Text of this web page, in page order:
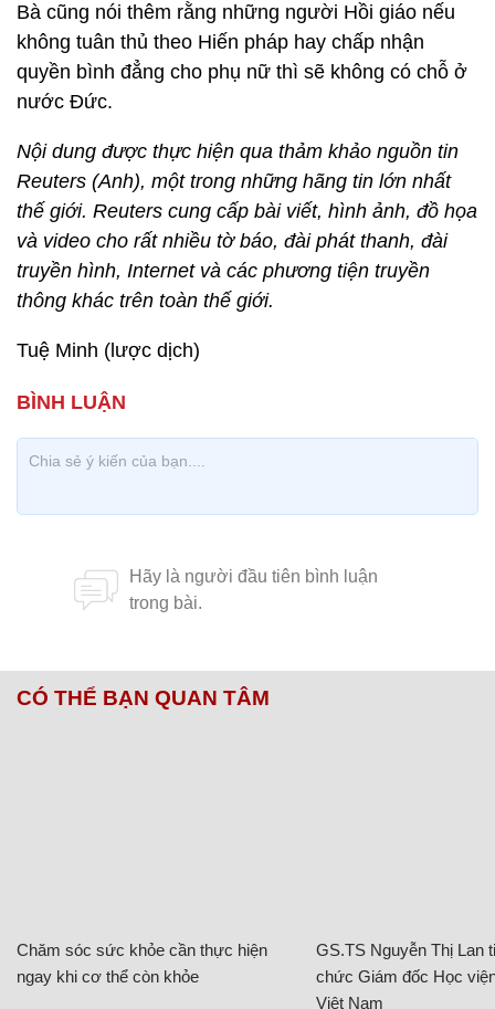
Bà cũng nói thêm rằng những người Hồi giáo nếu
không tuân thủ theo Hiến pháp hay chấp nhận
quyền bình đẳng cho phụ nữ thì sẽ không có chỗ ở
nước Đức.
Nội dung được thực hiện qua thảm khảo nguồn tin
Reuters (Anh), một trong những hãng tin lớn nhất
thế giới. Reuters cung cấp bài viết, hình ảnh, đồ họa
và video cho rất nhiều tờ báo, đài phát thanh, đài
truyền hình, Internet và các phương tiện truyền
thông khác trên toàn thế giới.
Tuệ Minh (lược dịch)
CÓ THỂ BẠN QUAN TÂM
Chăm sóc sức khỏe cần thực hiện
ngay khi cơ thể còn khỏe
GS.TS Nguyễn Thị Lan
chức Giám đốc Học
Việt Nam